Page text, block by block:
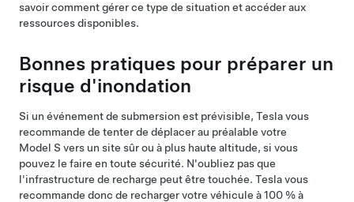
savoir comment gérer ce type de situation et accéder aux
ressources disponibles.
Bonnes pratiques pour préparer un
risque d'inondation
Si un événement de submersion est prévisible, Tesla vous
recommande de tenter de déplacer au préalable votre
Model S vers un site sûr ou à plus haute altitude, si vous
pouvez le faire en toute sécurité. N'oubliez pas que
l'infrastructure de recharge peut être touchée. Tesla vous
recommande donc de recharger votre véhicule à 100 % à